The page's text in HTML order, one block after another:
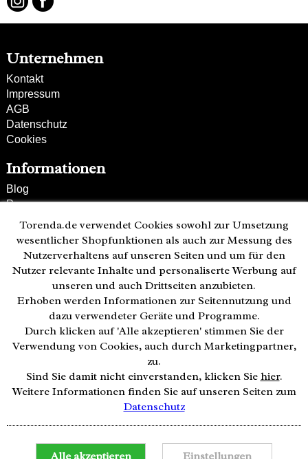
Unternehmen
Kontakt
Impressum
AGB
Datenschutz
Cookies
Informationen
Blog
Presse
Partner
Versand und Zahlung
Bestellung wiederrufen
Kunden-Hotline
(040) 244 249-49
Mo - Fr 08:00 - 18:00
Zahlweisen:
Torenda.de verwendet Cookies sowohl zur Umsetzung
wesentlicher Shopfunktionen als auch zur Messung des
Nutzerverhaltens auf unseren Seiten und um für den
Nutzer relevante Inhalte und personaliserte Werbung auf
unseren und auch Drittseiten anzubieten.
Erhoben werden Informationen zur Seitennutzung und
dazu verwendeter Geräte und Programme.
Durch klicken auf 'Alle akzeptieren' stimmen Sie der
Verwendung von Cookies, auch durch Marketingpartner,
zu.
Sind Sie damit nicht einverstanden, klicken Sie hier.
Weitere Informationen finden Sie auf unseren Seiten zum
Datenschutz
Alle akzeptieren